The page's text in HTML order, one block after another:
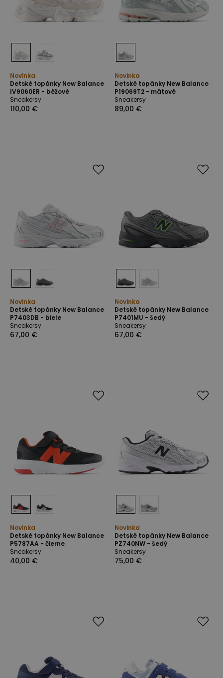
Novinka
Detské topánky New Balance
IV9060ER - béžové
Sneakersy
110,00 €
Novinka
Detské topánky New Balance
P19069T2 - mätové
Sneakersy
89,00 €
Novinka
Detské topánky New Balance
P7403DB - biele
Sneakersy
67,00 €
Novinka
Detské topánky New Balance
P7401MU - šedý
Sneakersy
67,00 €
Novinka
Detské topánky New Balance
P5787AA - čierne
Sneakersy
40,00 €
Novinka
Detské topánky New Balance
PZ740NW - šedý
Sneakersy
75,00 €